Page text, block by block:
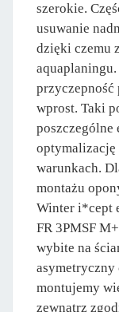
szerokie.
usuwanie
dzięki czemu
przyczepność
wprost. Taki
poszczególne
warunkach.
montażu
Winter i*cept
FR 3PMSF
wybite na
asymetryczny
montujemy
zewnątrz